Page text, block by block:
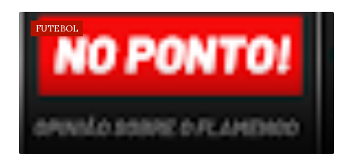
FUTEBOL